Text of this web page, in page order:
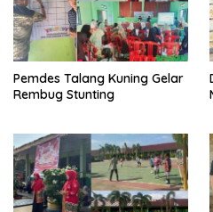
Pemdes Talang Kuning Gelar
Rembug Stunting